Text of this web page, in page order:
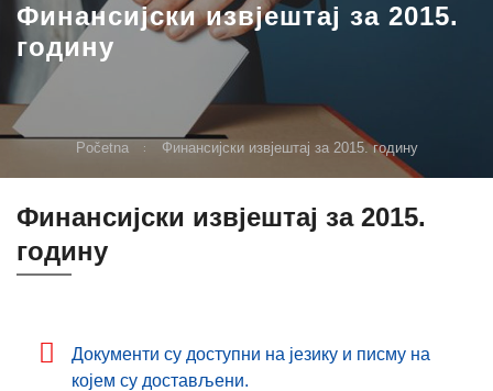
Финансијски извјештај за 2015.
годину
Početna Финансијски извјештај за 2015. годину
Финансијски извјештај за 2015.
годину
Дoкумeнти су дoступни нa jeзику и писму нa
кojeм су дoстaвљeни.